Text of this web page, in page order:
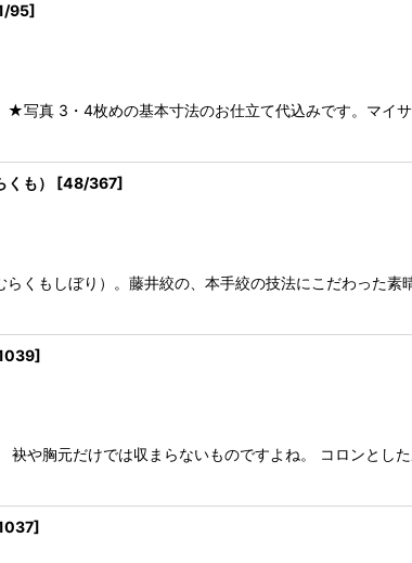
95]
★写真 3・4枚めの基本寸法のお仕立て代込みです。マ
も） [48/367]
くもしぼり）。藤井絞の、本手絞の技法にこだわった
]
袂や胸元だけでは収まらないものですよね。 コロンと
]